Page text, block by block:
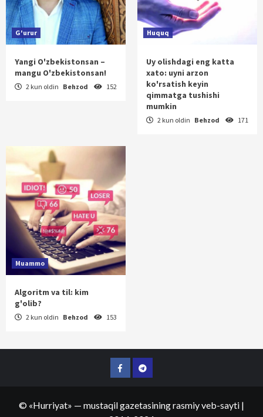
G'urur
Yangi O'zbekistonsan –
mangu O'zbekistonsan!
2 kun oldin Behzod 152
Huquq
Uy olishdagi eng katta
xato: uyni arzon
ko'rsatish keyin
qimmatga tushishi
mumkin
2 kun oldin Behzod 171
Muammo
Algoritm va til: kim
g'olib?
2 kun oldin Behzod 153
FacebookTelegram
© «Hurriyat» — mustaqil gazetasining rasmiy veb-sayti |